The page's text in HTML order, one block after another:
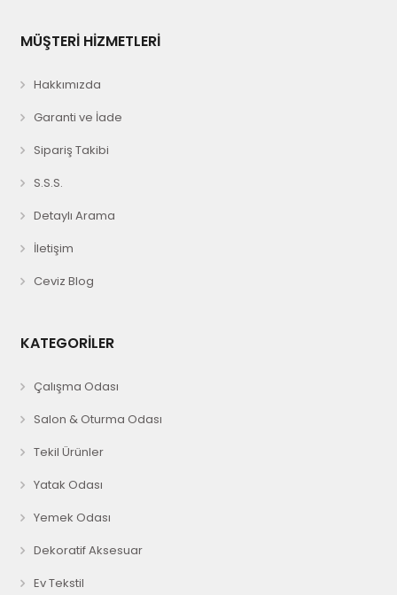
MÜŞTERİ HİZMETLERİ
Hakkımızda
Garanti ve İade
Sipariş Takibi
S.S.S.
Detaylı Arama
İletişim
Ceviz Blog
KATEGORİLER
Çalışma Odası
Salon & Oturma Odası
Tekil Ürünler
Yatak Odası
Yemek Odası
Dekoratif Aksesuar
Ev Tekstil